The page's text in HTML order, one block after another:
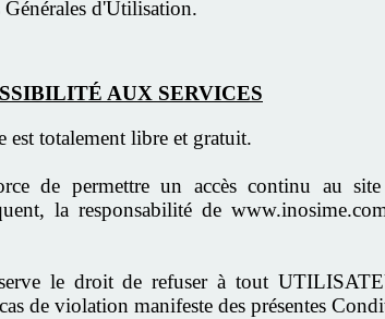
d'Utilisation.
AUX SERVICES
est totalement libre et gratuit.
de permettre un accès continu au
la responsabilité de
le droit de refuser à tout
de violation manifeste des présentes